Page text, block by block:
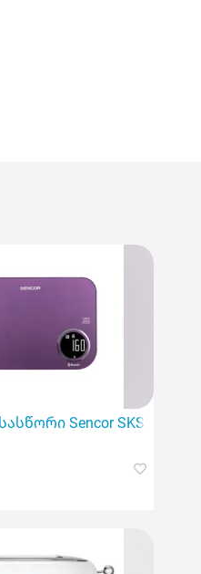
კერძების სწრ
Sencor SKS 7073Vt